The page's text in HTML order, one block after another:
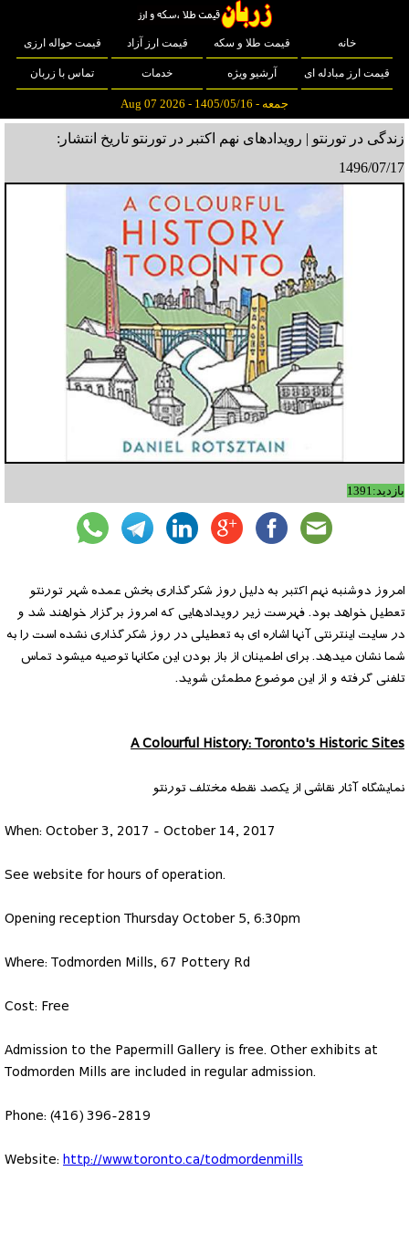
خانه قیمت طلا و سکه قیمت ارز آزاد قیمت حواله ارزی
قیمت ارز مبادله ای آرشیو ویژه خدمات تماس با زربان
جمعه - 1405/05/16 - Aug 07 2026
زندگی در تورنتو | رویدادهای نهم اکتبر در تورنتو تاریخ انتشار:
1496/07/17
بازدید:1391
امروز دوشنبه نهم اکتبر به دلیل روز شکرگذاری بخش عمده شهر تورنتو
تعطیل خواهد بود. فهرست زیر رویدادهایی که امروز برگزار خواهند شد و
در سایت اینترنتی آنها اشاره ای به تعطیلی در روز شکرگذاری نشده است را به
شما نشان میدهد. برای اطمینان از باز بودن این مکانها توصیه میشود تماس
تلفنی گرفته و از این موضوع مطمئن شوید.
A Colourful History: Toronto's Historic Sites
نمایشگاه آثار نقاشی از یکصد نقطه مختلف تورنتو
When: October 3, 2017 - October 14, 2017
See website for hours of operation.
Opening reception Thursday October 5, 6:30pm
Where: Todmorden Mills, 67 Pottery Rd
Cost: Free
Admission to the Papermill Gallery is free. Other exhibits at
Todmorden Mills are included in regular admission.
Phone: (416) 396-2819
Website:http://www.toronto.ca/todmordenmills